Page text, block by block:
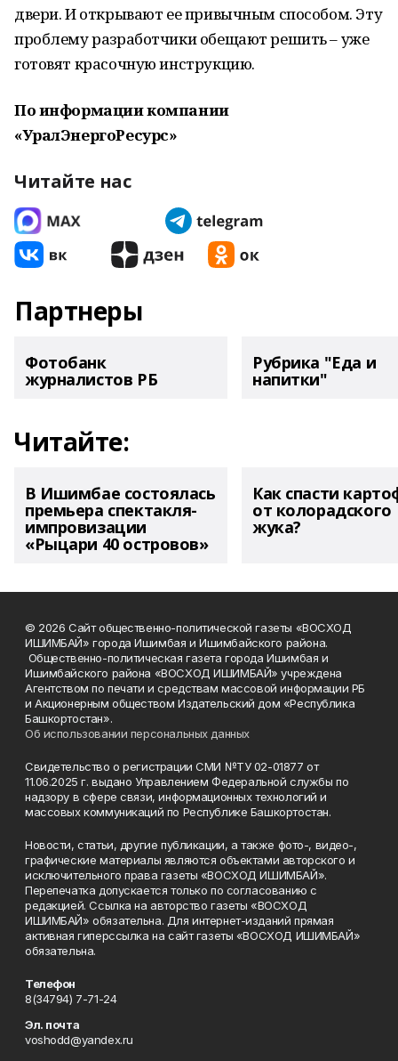
двери. И открывают ее привычным способом. Эту
проблему разработчики обещают решить – уже
готовят красочную инструкцию.
По информации компании
«УралЭнергоРесурс»
Читайте нас
Партнеры
Фотобанк
журналистов РБ
Рубрика "Еда и
напитки"
Читайте:
В Ишимбае состоялась
премьера спектакля-
импровизации
«Рыцари 40 островов»
Как спасти
от колорадского
жука?
© 2026 Сайт общественно-политической газеты «ВОСХОД
ИШИМБАЙ» города Ишимбая и Ишимбайского района.
Общественно-политическая газета города Ишимбая и
Ишимбайского района «ВОСХОД ИШИМБАЙ» учреждена
Агентством по печати и средствам массовой информации РБ
и Акционерным обществом Издательский дом «Республика
Башкортостан».
Об использовании персональных данных
Свидетельство о регистрации СМИ №ТУ 02-01877 от
11.06.2025 г. выдано Управлением Федеральной службы по
надзору в сфере связи, информационных технологий и
массовых коммуникаций по Республике Башкортостан.
Новости, статьи, другие публикации, а также фото-, видео-,
графические материалы являются объектами авторского и
исключительного права газеты «ВОСХОД ИШИМБАЙ».
Перепечатка допускается только по согласованию с
редакцией. Ссылка на авторство газеты «ВОСХОД
ИШИМБАЙ» обязательна. Для интернет-изданий прямая
активная гиперссылка на сайт газеты «ВОСХОД ИШИМБАЙ»
обязательна.
Телефон
8(34794) 7-71-24
Эл. почта
voshodd@yandex.ru